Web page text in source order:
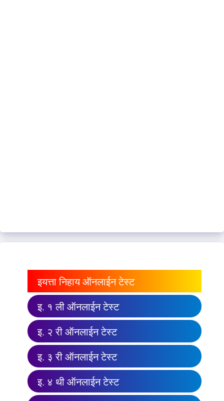
इयत्ता निहाय ऑनलाईन टेस्ट
इ. १ ली ऑनलाईन टेस्ट
इ. २ री ऑनलाईन टेस्ट
इ. ३ री ऑनलाईन टेस्ट
इ. ४ थी ऑनलाईन टेस्ट